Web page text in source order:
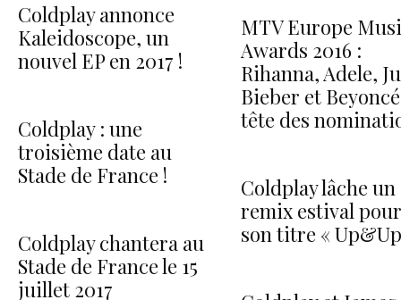
Coldplay annonce
Kaleidoscope, un
nouvel EP en 2017 !
Coldplay : une
troisième date au
Stade de France !
Coldplay chantera au
Stade de France le 15
juillet 2017
MTV Europe
Awards 2016 :
Rihanna, Adele,
Bieber et
tête des
Coldplay lâche un
remix estival pour
son titre «